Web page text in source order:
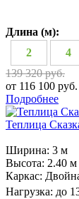
Длина (м):
2
4
139 320 руб.
от 116 100 руб.
Подробнее
Теплица
Ширина: 3 м
Высота: 2.40 м
Каркас:
Нагрузка: до